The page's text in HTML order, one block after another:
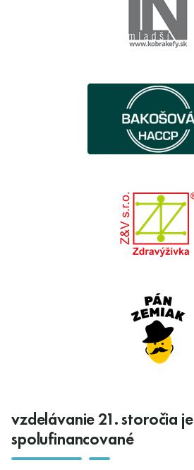
vzdelávanie 21. storočia je
spolufinancované